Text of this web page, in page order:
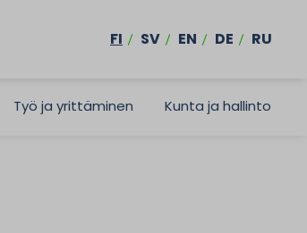
FI SV EN DE RU
Työ ja yrittäminen Kunta ja hallinto